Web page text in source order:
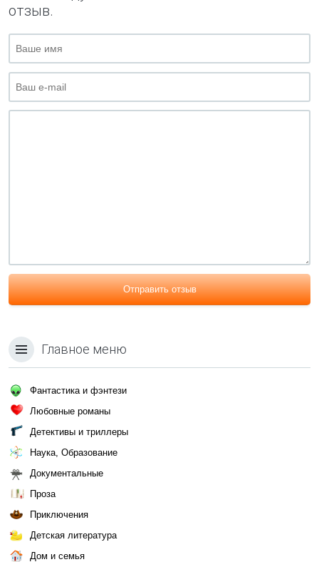
отзыв.
Отправить отзыв
Главное меню
Фантастика и фэнтези
Любовные романы
Детективы и триллеры
Наука, Образование
Документальные
Проза
Приключения
Детская литература
Дом и семья